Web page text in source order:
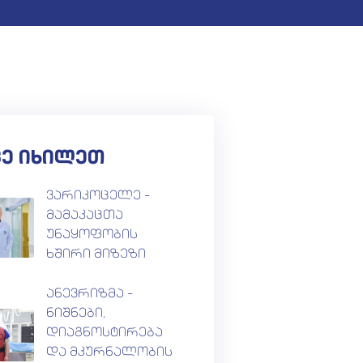
იხილეთ
ვარიკოცელე –
მამაკაცთა
უნაყოფობის
ხშირი მიზეზი
ანევრიზმა –
ნიშნები,
დიაგნოსტირება
და მკურნალობის